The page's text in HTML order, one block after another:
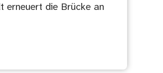
erneuert die Brücke an